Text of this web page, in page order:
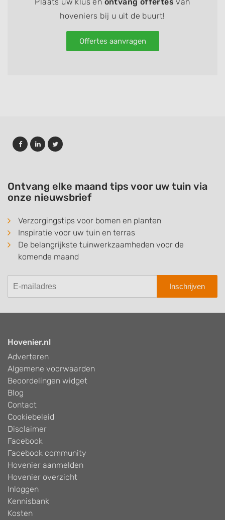
hoveniers bij u uit de buurt!
Offertes aanvragen
Ontvang elke maand tips voor uw tuin via
onze nieuwsbrief
Verzorgingstips voor bomen en planten
Inspiratie voor uw tuin en terras
De belangrijkste tuinwerkzaamheden voor de
komende maand
Inschrijven
Hovenier.nl
Adverteren
Algemene voorwaarden
Beoordelingen widget
Blog
Contact
Cookiebeleid
Disclaimer
Facebook
Facebook community
Hovenier aanmelden
Hovenier overzicht
Inloggen
Kennisbank
Kosten